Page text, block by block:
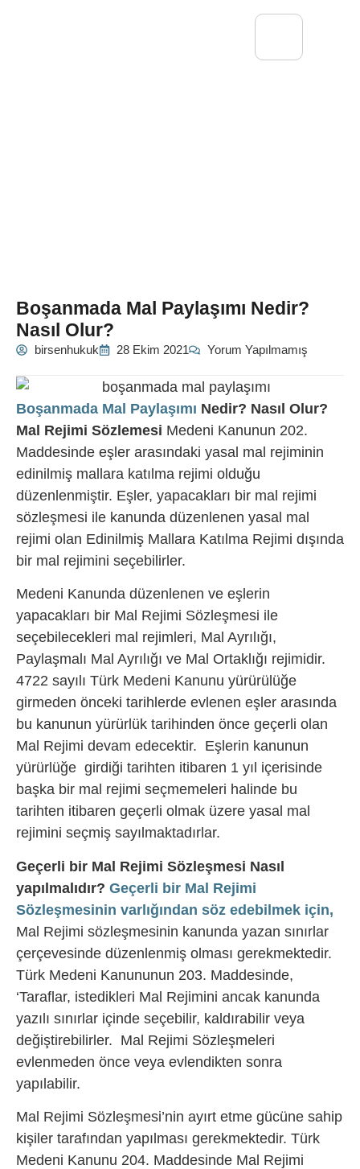
Boşanmada Mal Paylaşımı Nedir?
Nasıl Olur?
birsenhukuk 28 Ekim 2021 Yorum Yapılmamış
Boşanmada Mal Paylaşımı Nedir? Nasıl Olur?
Mal Rejimi Sözlemesi Medeni Kanunun 202.
Maddesinde eşler arasındaki yasal mal rejiminin
edinilmiş mallara katılma rejimi olduğu
düzenlenmiştir. Eşler, yapacakları bir mal rejimi
sözleşmesi ile kanunda düzenlenen yasal mal
rejimi olan Edinilmiş Mallara Katılma Rejimi dışında
bir mal rejimini seçebilirler.
Medeni Kanunda düzenlenen ve eşlerin
yapacakları bir Mal Rejimi Sözleşmesi ile
seçebilecekleri mal rejimleri, Mal Ayrılığı,
Paylaşmalı Mal Ayrılığı ve Mal Ortaklığı rejimidir.
4722 sayılı Türk Medeni Kanunu yürürülüğe
girmeden önceki tarihlerde evlenen eşler arasında
bu kanunun yürürlük tarihinden önce geçerli olan
Mal Rejimi devam edecektir. Eşlerin kanunun
yürürlüğe girdiği tarihten itibaren 1 yıl içerisinde
başka bir mal rejimi seçmemeleri halinde bu
tarihten itibaren geçerli olmak üzere yasal mal
rejimini seçmiş sayılmaktadırlar.
Geçerli bir Mal Rejimi Sözleşmesi Nasıl
yapılmalıdır? Geçerli bir Mal Rejimi
Sözleşmesinin varlığından söz edebilmek için,
Mal Rejimi sözleşmesinin kanunda yazan sınırlar
çerçevesinde düzenlenmiş olması gerekmektedir.
Türk Medeni Kanununun 203. Maddesinde,
‘Taraflar, istedikleri Mal Rejimini ancak kanunda
yazılı sınırlar içinde seçebilir, kaldırabilir veya
değiştirebilirler. Mal Rejimi Sözleşmeleri
evlenmeden önce veya evlendikten sonra
yapılabilir.
Mal Rejimi Sözleşmesi’nin ayırt etme gücüne sahip
kişiler tarafından yapılması gerekmektedir. Türk
Medeni Kanunu 204. Maddesinde Mal Rejimi